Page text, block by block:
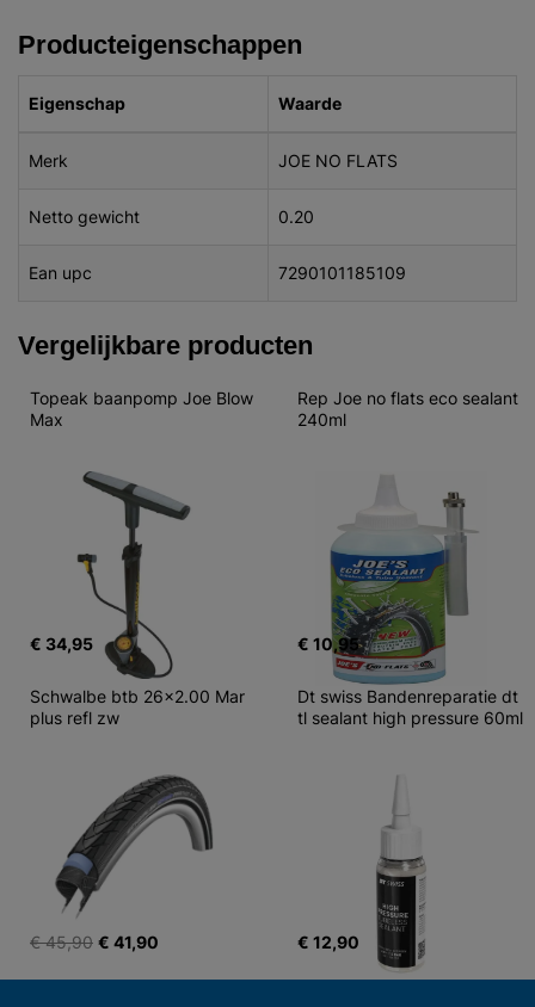
Producteigenschappen
Eigenschap Waarde
Merk JOE NO FLATS
Netto gewicht 0.20
Ean upc 7290101185109
Vergelijkbare producten
Topeak baanpomp Joe Blow
Max
€ 34,95
Rep Joe no flats eco sealant
240ml
€ 10,95
Schwalbe btb 26x2.00 Mar
plus refl zw
€ 45,90 € 41,90
Dt swiss Bandenreparatie dt
tl sealant high pressure 60ml
€ 12,90